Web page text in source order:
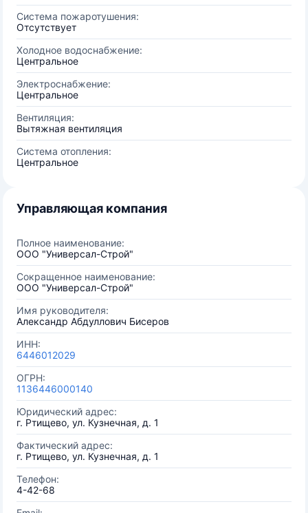
Система пожаротушения:
Отсутствует
Холодное водоснабжение:
Центральное
Электроснабжение:
Центральное
Вентиляция:
Вытяжная вентиляция
Система отопления:
Центральное
Управляющая компания
Полное наименование:
ООО "Универсал-Строй"
Сокращенное наименование:
ООО "Универсал-Строй"
Имя руководителя:
Александр Абдуллович Бисеров
ИНН:
6446012029
ОГРН:
1136446000140
Юридический адрес:
г. Ртищево, ул. Кузнечная, д. 1
Фактический адрес:
г. Ртищево, ул. Кузнечная, д. 1
Телефон:
4-42-68